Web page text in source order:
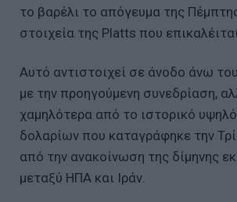
το βαρέλι το απόγευμα της
στοιχεία της Platts που επικαλέιται
Αυτό αντιστοιχεί σε άνοδο άνω
με την προηγούμενη συνεδρίαση,
χαμηλότερα από το ιστορικό
δολαρίων που καταγράφηκε την
από την ανακοίνωση της δίμηνης
μεταξύ ΗΠΑ και Ιράν.